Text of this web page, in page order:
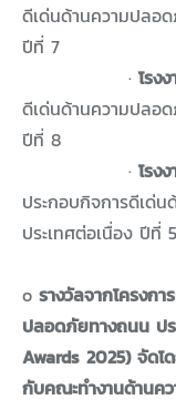
ดีเด่นด้านความปลอด
ปีที่ 7
· โรง
ดีเด่นด้านความปลอด
ปีที่ 8
· โรง
ประกอบกิจการดีเด่
ประเทศต่อเนื่อง ปีที่ 5
o รางวัลจากโครงก
ปลอดภัยทางถนน ป
Awards 2025) จัด
กับคณะทำงานด้านค